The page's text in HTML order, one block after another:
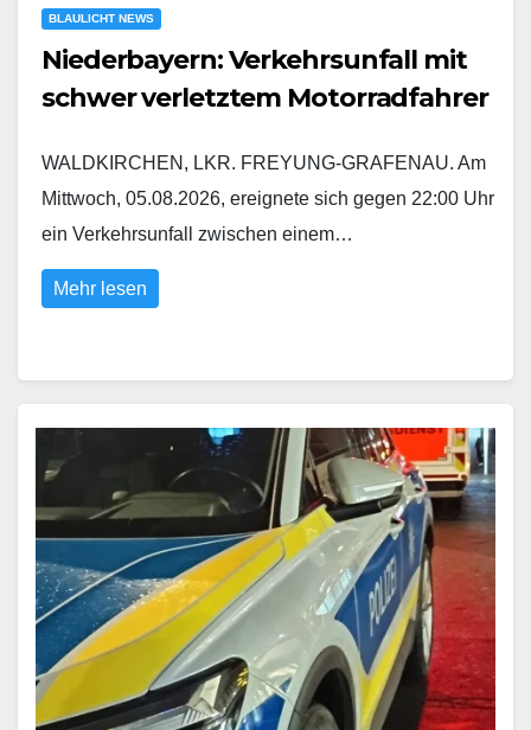
BLAULICHT NEWS
Niederbayern: Verkehrsunfall mit
schwer verletztem Motorradfahrer
WALDKIRCHEN, LKR. FREYUNG-GRAFENAU. Am
Mittwoch, 05.08.2026, ereignete sich gegen 22:00 Uhr
ein Verkehrsunfall zwischen einem…
Mehr lesen